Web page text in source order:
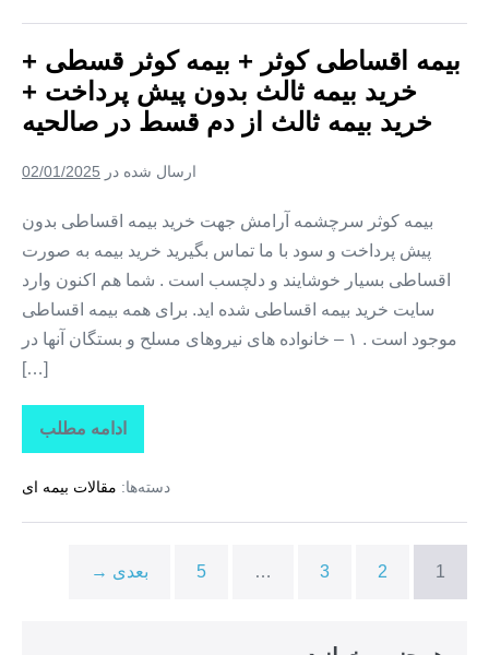
کوثر
+
خرید
بیمه
ثالث
بدون
پرداخت
+
بیمه
ثالث
از
دم
قسط
در
بهارستان
بیمه اقساطی کوثر + بیمه کوثر قسطی +
خرید بیمه ثالث بدون پیش پرداخت +
خرید بیمه ثالث از دم قسط در صالحیه
ارسال شده در 02/01/2025
بیمه کوثر سرچشمه آرامش جهت خرید بیمه اقساطی بدون
پیش پرداخت و سود با ما تماس بگیرید خرید بیمه به صورت
اقساطی بسیار خوشایند و دلچسب است . شما هم اکنون وارد
سایت خرید بیمه اقساطی شده اید. برای همه بیمه اقساطی
موجود است . ۱ – خانواده های نیروهای مسلح و بستگان آنها در
[…]
ادامه مطلب
بیمه
اقساطی
+
کوثر
دسته‌ها: مقالات بیمه ای
1
2
3
…
5 بعدی →